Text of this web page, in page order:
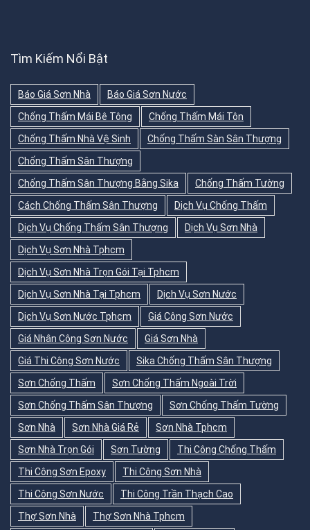
Tìm Kiếm Nổi Bật
Báo Giá Sơn Nhà
Báo Giá Sơn Nước
Chống Thấm Mái Bê Tông
Chống Thấm Mái Tôn
Chống Thấm Nhà Vệ Sinh
Chống Thấm Sàn Sân Thượng
Chống Thấm Sân Thượng
Chống Thấm Sân Thượng Bằng Sika
Chống Thấm Tường
Cách Chống Thấm Sân Thượng
Dịch Vụ Chống Thấm
Dịch Vụ Chống Thấm Sân Thượng
Dịch Vụ Sơn Nhà
Dịch Vụ Sơn Nhà Tphcm
Dịch Vụ Sơn Nhà Trọn Gói Tại Tphcm
Dịch Vụ Sơn Nhà Tại Tphcm
Dịch Vụ Sơn Nước
Dịch Vụ Sơn Nước Tphcm
Giá Công Sơn Nước
Giá Nhân Công Sơn Nước
Giá Sơn Nhà
Giá Thi Công Sơn Nước
Sika Chống Thấm Sân Thượng
Sơn Chống Thấm
Sơn Chống Thấm Ngoài Trời
Sơn Chống Thấm Sân Thượng
Sơn Chống Thấm Tường
Sơn Nhà
Sơn Nhà Giá Rẻ
Sơn Nhà Tphcm
Sơn Nhà Trọn Gói
Sơn Tường
Thi Công Chống Thấm
Thi Công Sơn Epoxy
Thi Công Sơn Nhà
Thi Công Sơn Nước
Thi Công Trần Thạch Cao
Thợ Sơn Nhà
Thợ Sơn Nhà Tphcm